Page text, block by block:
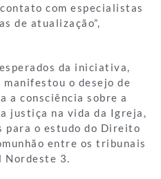
com especialistas
de atualização”,
da iniciativa,
o desejo de
a consciência sobre a
justiça na vida da Igreja,
para o estudo do Direito
entre os tribunais
Nordeste 3.